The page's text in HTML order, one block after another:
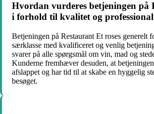
Hvordan vurderes betjeningen på
i forhold til kvalitet og
Betjeningen på Restaurant Et roses generelt
særklasse med kvalificeret og venlig
svarer på alle spørgsmål om vin, mad og
Kunderne fremhæver desuden, at
afslappet og har tid til at skabe en hyggelig
besøget.